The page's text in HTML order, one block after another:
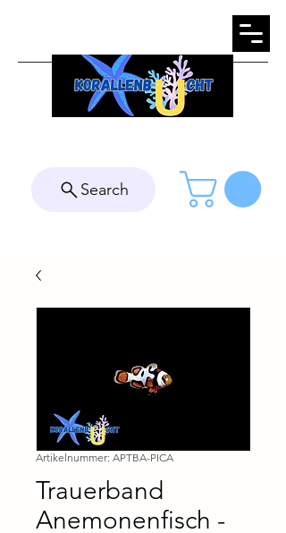
Search
Artikelnummer: APTBA-PICA
Trauerband
Anemonenfisch -